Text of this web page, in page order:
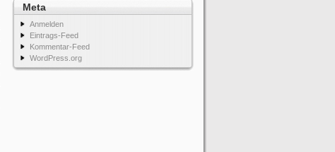
Meta
Anmelden
Eintrags-Feed
Kommentar-Feed
WordPress.org